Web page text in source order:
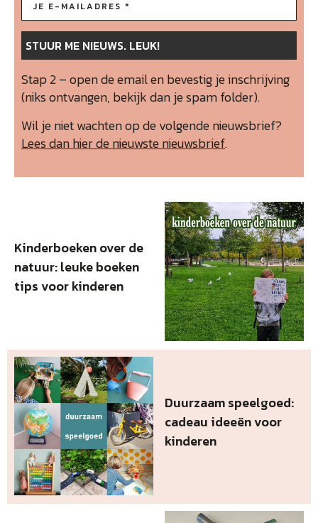
Stap 2 – open de email en bevestig je inschrijving
(niks ontvangen, bekijk dan je spam folder).
Wil je niet wachten op de volgende nieuwsbrief?
Lees dan hier de nieuwste nieuwsbrief.
Kinderboeken over de
natuur: leuke boeken
tips voor kinderen
Duurzaam speelgoed:
cadeau ideeën voor
kinderen